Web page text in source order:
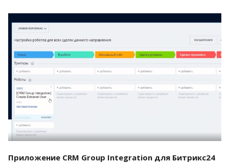
Смотреть проект
Приложение CRM Group Integration для Битрикс24